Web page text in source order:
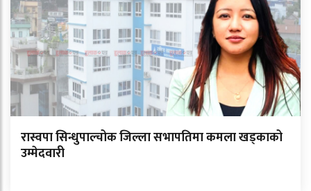
रास्वपा सिन्धुपाल्चोक जिल्ला सभापतिमा कमला खड्काको
उम्मेदवारी